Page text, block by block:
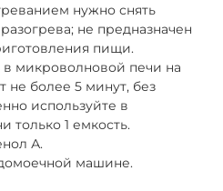
нужно снять
не предназначен
пищи.
микроволновой печи на
не более 5 минут, без
используйте в
только 1 емкость.
А.
машине.